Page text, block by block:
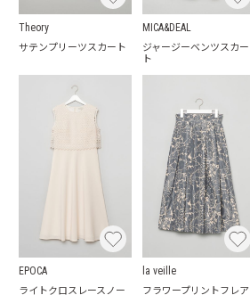
Theory
サテンプリーツスカート
MICA&DEAL
ジャージーベンツスカー
ト
EPOCA
ライトクロスレースノー
la veille
フラワープリントフレア